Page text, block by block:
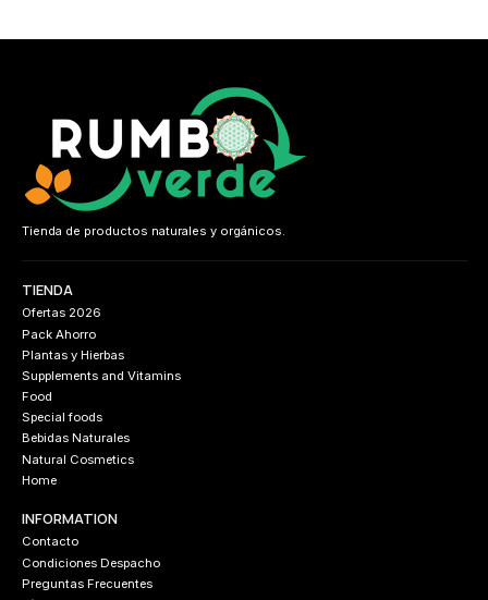
Tienda de productos naturales y orgánicos.
TIENDA
Ofertas 2026
Pack Ahorro
Plantas y Hierbas
Supplements and Vitamins
Food
Special foods
Bebidas Naturales
Natural Cosmetics
Home
INFORMATION
Contacto
Condiciones Despacho
Preguntas Frecuentes